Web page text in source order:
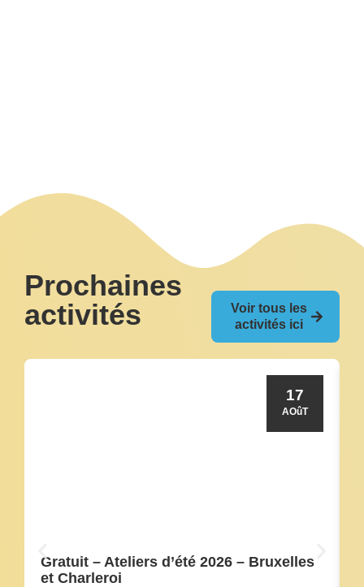
Prochaines
activités
Voir tous les
activités ici
17
AOûT
Gratuit – Ateliers d’été 2026 – Bruxelles
et Charleroi